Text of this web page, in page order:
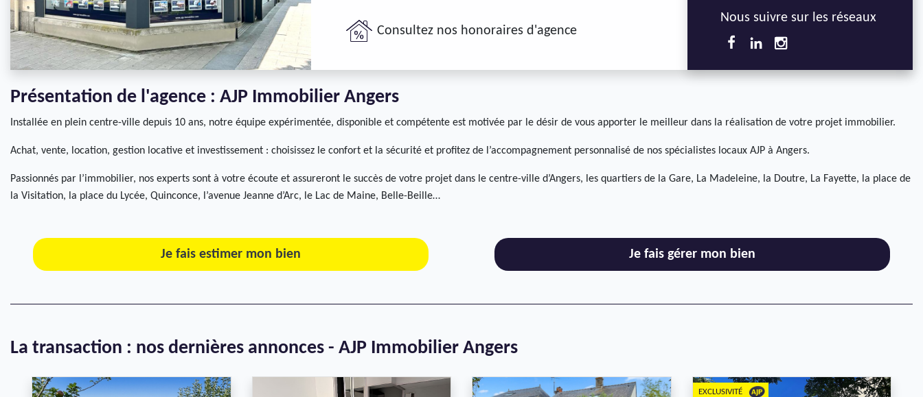
Consultez nos honoraires d'agence
Nous suivre sur les réseaux
Présentation de l'agence : AJP Immobilier Angers
Installée en plein centre-ville depuis 10 ans, notre équipe expérimentée, disponible et compétente est motivée par le désir de vous apporter le meilleur dans la réalisation de votre projet immobilier.
Achat, vente, location, gestion locative et investissement : choisissez le confort et la sécurité et profitez de l’accompagnement personnalisé de nos spécialistes locaux AJP à Angers.
Passionnés par l’immobilier, nos experts sont à votre écoute et assureront le succès de votre projet dans le centre-ville d’Angers, les quartiers de la Gare, La Madeleine, la Doutre, La Fayette, la place de
la Visitation, la place du Lycée, Quinconce, l’avenue Jeanne d’Arc, le Lac de Maine, Belle-Beille…
Je fais estimer mon bien Je fais gérer mon bien
La transaction : nos dernières annonces - AJP Immobilier Angers
EXCLUSIVITÉ